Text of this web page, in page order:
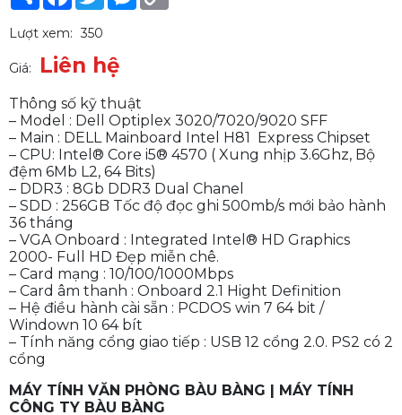
Lượt xem: 350
Giá: Liên hệ
Thông số kỹ thuật
– Model : Dell Optiplex 3020/7020/9020 SFF
– Main : DELL Mainboard Intel H81 Express Chipset
– CPU: Intel® Core i5® 4570 ( Xung nhịp 3.6Ghz, Bộ
đệm 6Mb L2, 64 Bits)
– DDR3 : 8Gb DDR3 Dual Chanel
– SDD : 256GB Tốc độ đọc ghi 500mb/s mới bảo hành
36 tháng
– VGA Onboard : Integrated Intel® HD Graphics
2000- Full HD Đẹp miễn chê.
– Card mạng : 10/100/1000Mbps
– Card âm thanh : Onboard 2.1 Hight Definition
– Hệ điều hành cài sẵn : PCDOS win 7 64 bit /
Windown 10 64 bít
– Tính năng cổng giao tiếp : USB 12 cổng 2.0. PS2 có 2
cổng
MÁY TÍNH VĂN PHÒNG BÀU BÀNG | MÁY TÍNH
CÔNG TY BÀU BÀNG